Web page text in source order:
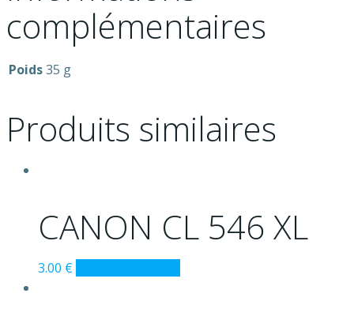
complémentaires
Poids35 g
Produits similaires
CANON CL 546 XL
3.00 €